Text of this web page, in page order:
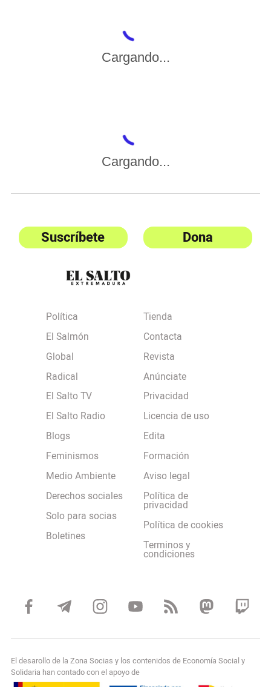
Cargando...
Cargando...
Suscríbete Dona
Política
El Salmón
Global
Radical
El Salto TV
El Salto Radio
Blogs
Feminismos
Medio Ambiente
Derechos sociales
Solo para socias
Boletines
Tienda
Contacta
Revista
Anúnciate
Privacidad
Licencia de uso
Edita
Formación
Aviso legal
Política de
privacidad
Política de cookies
Terminos y
condiciones
El desarollo de la Zona Socias y los contenidos de Economía Social y
Solidaria han contado con el apoyo de